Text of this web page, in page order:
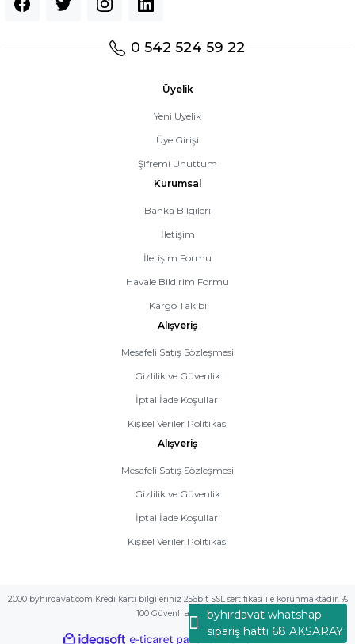
byhırdavat whatshap
sipariş hattı 68 AKSARAY
0 542 524 59 22
Üyelik
Yeni Üyelik
Üye Girişi
Şifremi Unuttum
Kurumsal
Banka Bilgileri
İletişim
İletişim Formu
Havale Bildirim Formu
Kargo Takibi
Alışveriş
Mesafeli Satış Sözleşmesi
Gizlilik ve Güvenlik
İptal İade Koşullari
Kişisel Veriler Politikası
Alışveriş
Mesafeli Satış Sözleşmesi
Gizlilik ve Güvenlik
İptal İade Koşullari
Kişisel Veriler Politikası
2000 byhirdavat.com Kredi kartı bilgileriniz 256bit SSL sertifikası ile korunmaktadır. %
100 Güvenli alış veriş
ideasoft